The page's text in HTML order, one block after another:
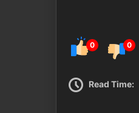
0 0
Read Time: